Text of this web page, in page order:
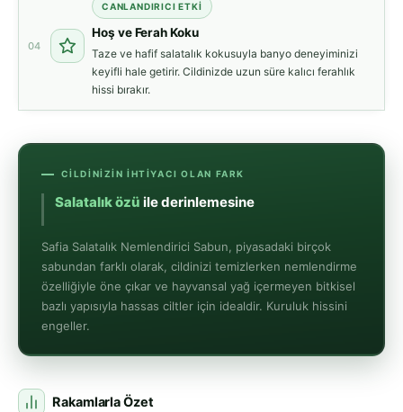
04
CANLANDIRICI ETKI
Hoş ve Ferah Koku
Taze ve hafif salatalık kokusuyla banyo deneyiminizi
keyifli hale getirir. Cildinizde uzun süre kalıcı ferahlık
hissi bırakır.
CILDINIZIN İHTIYACI OLAN FARK
Salatalık özü ile derinlemesine ferahlık
Safia Salatalık Nemlendirici Sabun, piyasadaki birçok
sabundan farklı olarak, cildinizi temizlerken nemlendirme
özelliğiyle öne çıkar ve hayvansal yağ içermeyen bitkisel
bazlı yapısıyla hassas ciltler için idealdir. Kuruluk hissini
engeller.
Rakamlarla Özet